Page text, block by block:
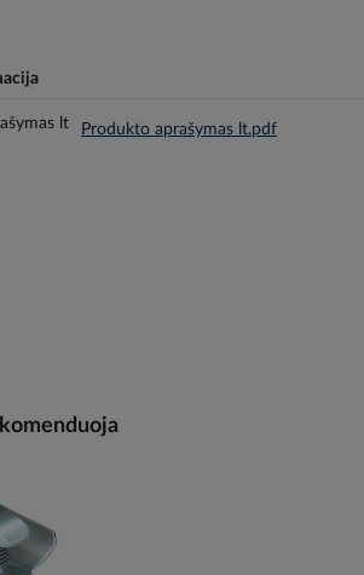
Produkto aprašymas lt.pdf